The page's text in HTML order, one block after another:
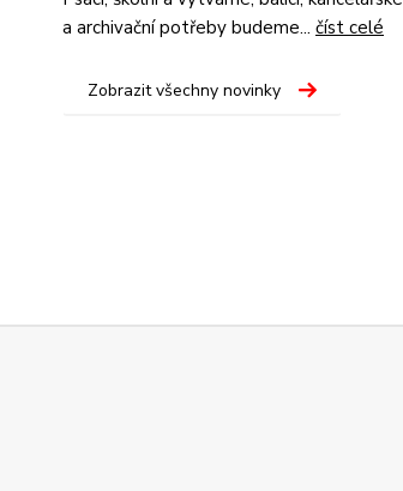
a archivační potřeby budeme... číst celé
Zobrazit všechny novinky